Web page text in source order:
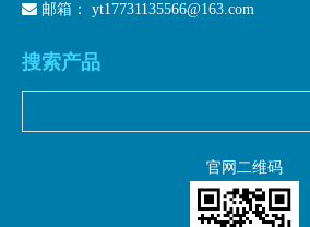
镉过滤与洗涤 10、立德粉过滤与洗涤 11
前水质精密过滤 14、氢氧化钽与氢氧化铌
四、废水处理领域
1、重金属废水(过滤重金属氢氧化
 邮箱： yt17731135566@163.com
搜索产品
官网二维码